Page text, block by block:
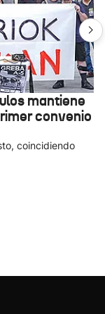
mantiene
convenio
coincidiendo